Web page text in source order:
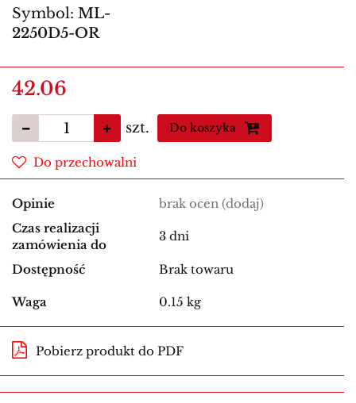
Symbol: ML-
2250D5-OR
42.06
szt. Do koszyka
Do przechowalni
Opinie brak ocen (dodaj)
Czas realizacji
zamówienia do
3 dni
Dostępność Brak towaru
Waga 0.15 kg
Pobierz produkt do PDF